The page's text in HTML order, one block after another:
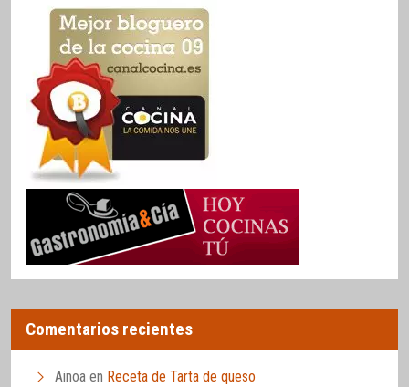
Comentarios recientes
Ainoa en Receta de Tarta de queso